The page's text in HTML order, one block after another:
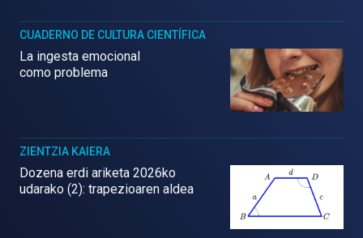
CUADERNO DE CULTURA CIENTÍFICA
La ingesta emocional
como problema
ZIENTZIA KAIERA
Dozena erdi ariketa 2026ko
udarako (2): trapezioaren aldea